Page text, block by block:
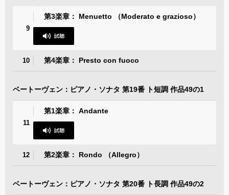
9
第3楽章： Menuetto （Moderato e grazioso）
10 第4楽章： Presto con fuoco
ベートーヴェン：ピアノ・ソナタ 第19番 ト短調 作品49の1
11
第1楽章： Andante
12 第2楽章： Rondo （Allegro）
ベートーヴェン：ピアノ・ソナタ 第20番 ト長調 作品49の2